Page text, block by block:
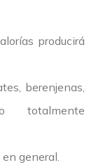
producirá
berenjenas,
totalmente
general.